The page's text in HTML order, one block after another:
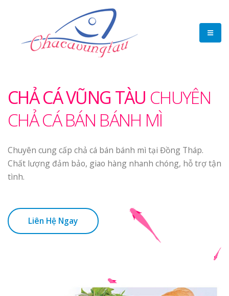
CHẢ CÁ VŨNG TÀU CHUYÊN
CHẢ CÁ BÁN BÁNH MÌ
Chuyên cung cấp chả cá bán bánh mì tại Đồng Tháp.
Chất lượng đảm bảo, giao hàng nhanh chóng, hỗ trợ tận
tình.
Liên Hệ Ngay